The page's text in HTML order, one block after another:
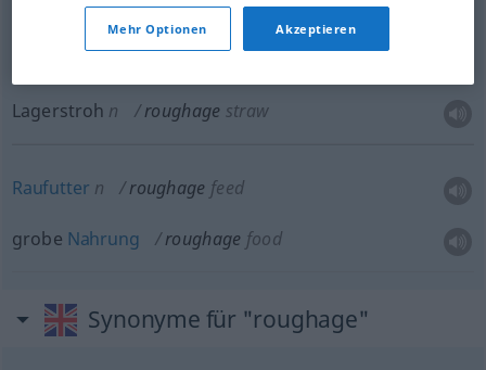
roughagestraw
Lagerstroh n roughage straw
Raufutter n roughage feed
grobe Nahrung roughage food
Synonyme für "roughage"
Mehr Optionen Akzeptieren